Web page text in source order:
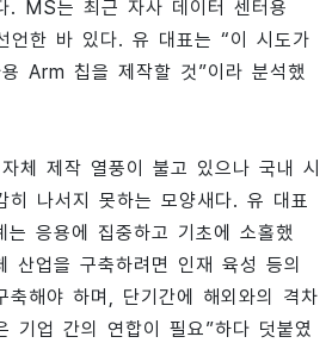
. MS는 최근 자사 데이터 센터용
언한 바 있다. 유 대표는 “이 시도가
Arm 칩을 제작할 것”이라 분석했
체 제작 열풍이 불고 있으나 국내 시
히 나서지 못하는 모양새다. 유 대표
응용에 집중하고 기초에 소홀했
산업을 구축하려면 인재 육성 등의
축해야 하며, 단기간에 해외와의 격차
기업 간의 연합이 필요”하다 덧붙였